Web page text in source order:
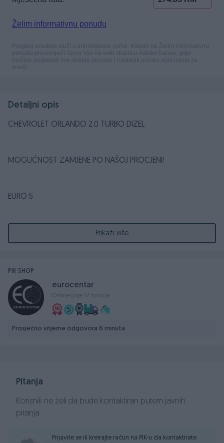
Detaljni opis
CHEVROLET ORLANDO 2.0 TURBO DIZEL
MOGUĆNOST ZAMJENE PO NAŠOJ PROCJENI!
EURO 5
Mogućnost kreditiranja za vozila!
2.0 DIZEL
2011. GODINA
96 KW - 130 KS
Servisna knjiga (vozilo redovno održavano i servisirano u
Centralno daljinsko otključavanje/zaključavanje / Centralna
brava
Kožni trokraki Volan podesiv po visini i dubini, sa
Prikaži više
PIK SHOP
eurocentar
Online prije 17 minuta
Prosječno vrijeme odgovora 6 minuta
Pitanja
Korisnik ne želi da bude kontaktiran putem javnih
pitanja.
Prijavite se ili kreirajte račun na PIK-u da kontaktirate